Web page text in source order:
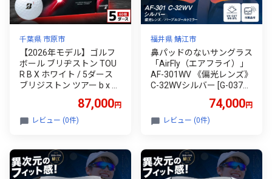
千葉県 市原市
【2026年モデル】ゴルフ
ボール ブリヂストン TOU
R B X ホワイト / 5ダース
ブリジストン ツアー b x ツ
87,000円
レビュー (0件)
福井県 鯖江市
鼻パッドのないサングラス
「AirFly（エアフライ）」
AF-301WV 《偏光レンズ》
C-32WVシルバー [G-03704
ジゴスペック ゴルフ ユニ
セックス 釣り 自転車 ラン
鯖江市
74,000円
レビュー (0件)